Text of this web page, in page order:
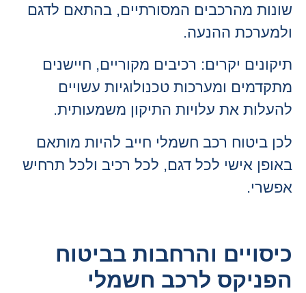
שונות מהרכבים המסורתיים, בהתאם לדגם
ולמערכת ההנעה.
תיקונים יקרים: רכיבים מקוריים, חיישנים
מתקדמים ומערכות טכנולוגיות עשויים
להעלות את עלויות התיקון משמעותית.
לכן ביטוח רכב חשמלי חייב להיות מותאם
באופן אישי לכל דגם, לכל רכיב ולכל תרחיש
אפשרי.
כיסויים והרחבות בביטוח
הפניקס לרכב חשמלי